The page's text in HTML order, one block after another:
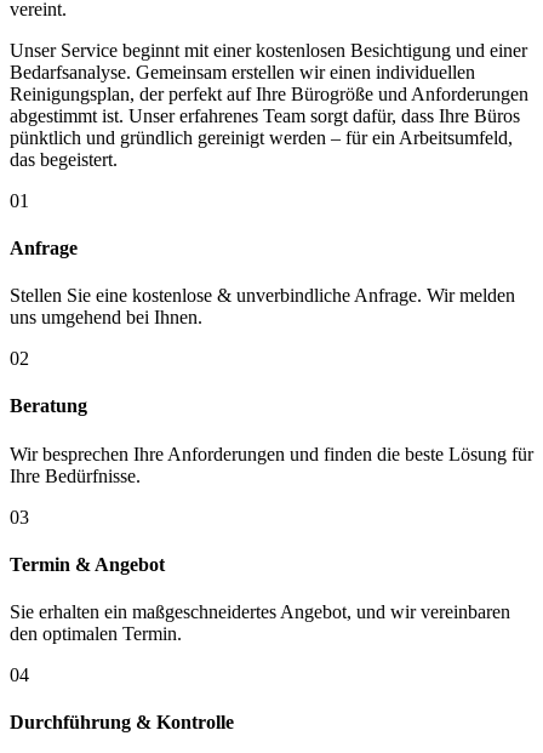
vereint.
Unser Service beginnt mit einer kostenlosen Besichtigung und einer
Bedarfsanalyse. Gemeinsam erstellen wir einen individuellen
Reinigungsplan, der perfekt auf Ihre Bürogröße und Anforderungen
abgestimmt ist. Unser erfahrenes Team sorgt dafür, dass Ihre Büros
pünktlich und gründlich gereinigt werden – für ein Arbeitsumfeld,
das begeistert.
01
Anfrage
Stellen Sie eine kostenlose & unverbindliche Anfrage. Wir melden
uns umgehend bei Ihnen.
02
Beratung
Wir besprechen Ihre Anforderungen und finden die beste Lösung für
Ihre Bedürfnisse.
03
Termin & Angebot
Sie erhalten ein maßgeschneidertes Angebot, und wir vereinbaren
den optimalen Termin.
04
Durchführung & Kontrolle